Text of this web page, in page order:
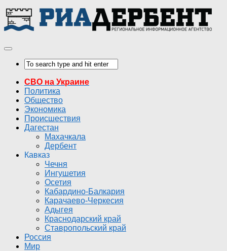
СВО на Украине
Политика
Общество
Экономика
Происшествия
Дагестан
Махачкала
Дербент
Кавказ
Чечня
Ингушетия
Осетия
Кабардино-Балкария
Карачаево-Черкесия
Адыгея
Краснодарский край
Ставропольский край
Россия
Мир